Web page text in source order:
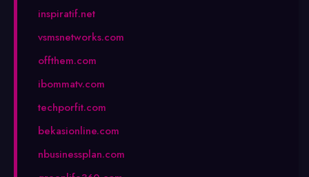
inspiratif.net
vsmsnetworks.com
offthem.com
ibommatv.com
techporfit.com
bekasionline.com
nbusinessplan.com